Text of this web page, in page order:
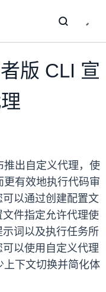
版 CLI 宣
出自定义代理，使
有效地执行代码审
以通过创建配置文
件指定允许代理使
词以及执行任务所
以使用自定义代理
下文切换并简化体